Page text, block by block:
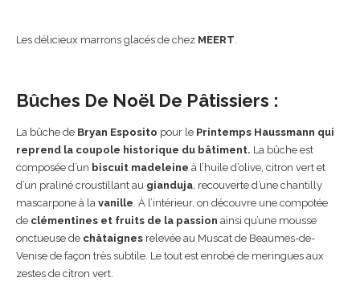
Les délicieux marrons glacés de chez MEERT
Bûches De Noël De Pâtissiers :
La bûche de Bryan Esposito pour le Printemps Haussmann qui
reprend la coupole historique du bâtiment. La bûche est
composée d’un biscuit madeleine à l’huile d’olive, citron vert et
d’un praliné croustillant au gianduja , recouverte d’une chantilly
mascarpone à la vanille . À l’intérieur, on découvre une compotée
de clémentines et fruits de la passion ainsi qu’une mousse
onctueuse de châtaignes relevée au Muscat de Beaumes-de-
Venise de façon très subtile. Le tout est enrobé de meringues aux
zestes de citron vert.